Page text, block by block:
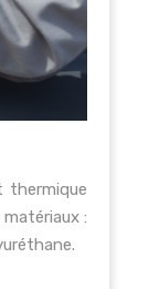
thermique
: